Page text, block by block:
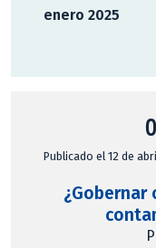
enero 2025
Publicado el 12 de